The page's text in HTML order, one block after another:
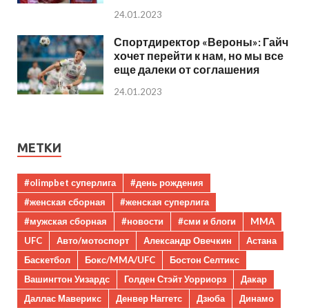
24.01.2023
Спортдиректор «Вероны»: Гайч
хочет перейти к нам, но мы все
еще далеки от соглашения
24.01.2023
МЕТКИ
#olimpbet суперлига
#день рождения
#женская сборная
#женская суперлига
#мужская сборная
#новости #сми и блоги
MMA
UFC
Авто/мотоспорт Александр Овечкин
Астана
Баскетбол
Бокс/MMA/UFC
Бостон Селтикс
Вашингтон Уизардс
Голден Стэйт Уорриорз
Дакар
Даллас Маверикс
Денвер Наггетс Дзюба
Динамо